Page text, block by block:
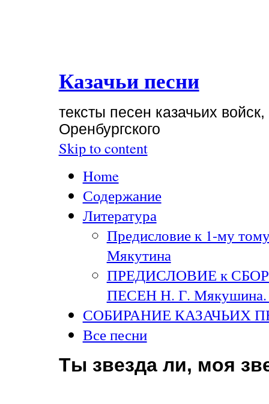
Казачьи песни
тексты песен казачьих
Оренбургского
Skip to content
Home
Содержание
Литература
Предисловие к 1-му
Мякутина
ПРЕДИСЛОВИЕ к
ПЕСЕН Н. Г. Мякушина.
СОБИРАНИЕ КАЗАЧЬИХ
Все песни
Ты звезда ли, моя